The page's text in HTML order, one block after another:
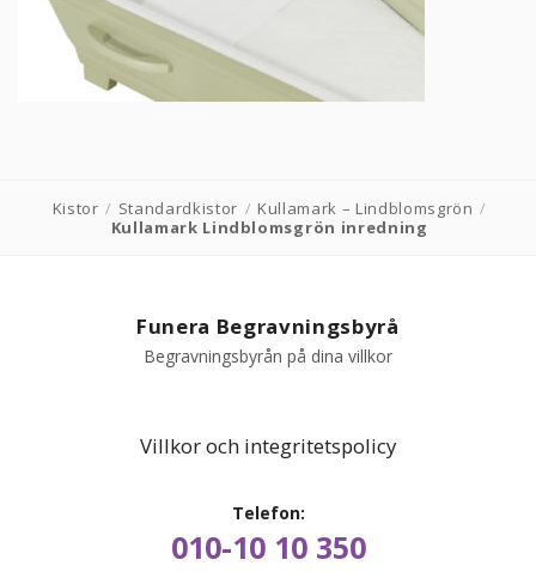
PLANERA BEGRAVNING
PRODUKTER & PRISER
JURIDIK
Kistor / Standardkistor / Kullamark – Lindblomsgrön /
Kullamark Lindblomsgrön inredning
Funera Begravningsbyrå
Begravningsbyrån på dina villkor
Villkor och integritetspolicy
Telefon:
010-10 10 350